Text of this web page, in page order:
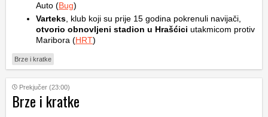
Auto (Bug)
Varteks , klub koji su prije 15 godina pokrenuli navijači,
otvorio obnovljeni stadion u Hrašćici utakmicom protiv
Maribora (HRT)
Brze i kratke
Prekjučer (23:00)
Brze i kratke